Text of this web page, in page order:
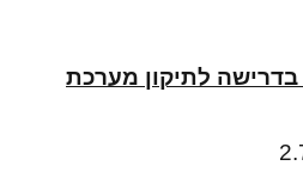
בדרישה לתיקון מערכת